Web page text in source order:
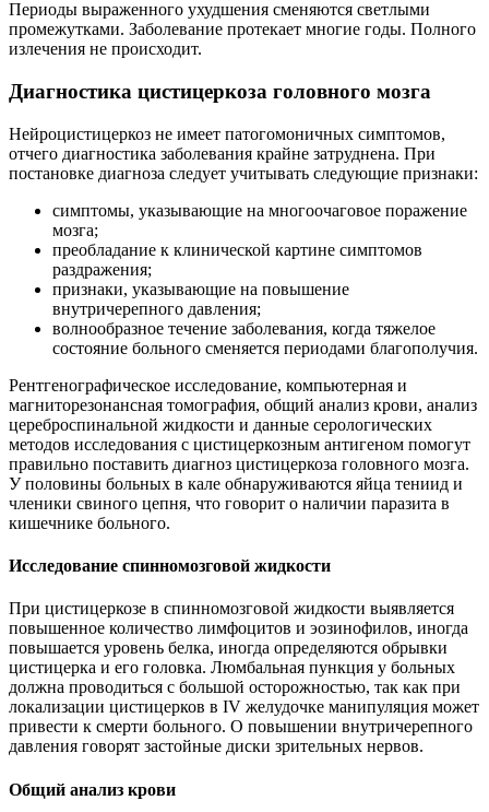
Периоды выраженного ухудшения сменяются светлыми
промежутками. Заболевание протекает многие годы. Полного
излечения не происходит.
Диагностика цистицеркоза головного мозга
Нейроцистицеркоз не имеет патогомоничных симптомов,
отчего диагностика заболевания крайне затруднена. При
постановке диагноза следует учитывать следующие признаки:
симптомы, указывающие на многоочаговое поражение
мозга;
преобладание к клинической картине симптомов
раздражения;
признаки, указывающие на повышение
внутричерепного давления;
волнообразное течение заболевания, когда тяжелое
состояние больного сменяется периодами благополучия.
Рентгенографическое исследование, компьютерная и
магниторезонансная томография, общий анализ крови, анализ
цереброспинальной жидкости и данные серологических
методов исследования с цистицеркозным антигеном помогут
правильно поставить диагноз цистицеркоза головного мозга.
У половины больных в кале обнаруживаются яйца тениид и
членики свиного цепня, что говорит о наличии паразита в
кишечнике больного.
Исследование спинномозговой жидкости
При цистицеркозе в спинномозговой жидкости выявляется
повышенное количество лимфоцитов и эозинофилов, иногда
повышается уровень белка, иногда определяются обрывки
цистицерка и его головка. Люмбальная пункция у больных
должна проводиться с большой осторожностью, так как при
локализации цистицерков в IV желудочке манипуляция может
привести к смерти больного. О повышении внутричерепного
давления говорят застойные диски зрительных нервов.
Общий анализ крови